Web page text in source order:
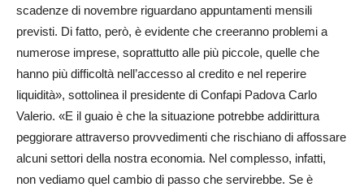
scadenze di novembre riguardano appuntamenti mensili
previsti. Di fatto, però, è evidente che creeranno problemi a
numerose imprese, soprattutto alle più piccole, quelle che
hanno più difficoltà nell’accesso al credito e nel reperire
liquidità», sottolinea il presidente di Confapi Padova Carlo
Valerio. «E il guaio è che la situazione potrebbe addirittura
peggiorare attraverso provvedimenti che rischiano di affossare
alcuni settori della nostra economia. Nel complesso, infatti,
non vediamo quel cambio di passo che servirebbe. Se è